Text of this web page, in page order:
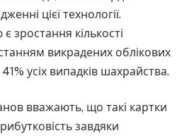
цієї технології.
кількості
викрадених облікових
усіх випадків шахрайства.
вважають, що такі картки
завдяки